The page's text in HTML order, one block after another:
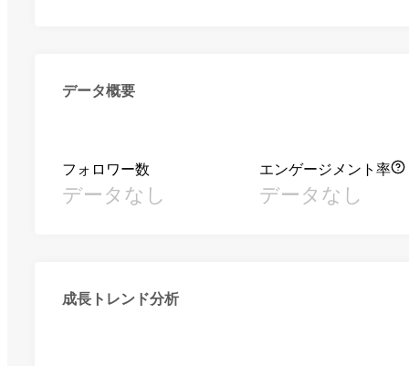
データ概要
フォロワー数
データなし
エンゲージメント率
データなし
成長トレンド分析